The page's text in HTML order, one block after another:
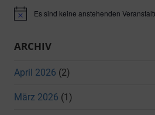
HinweisEs sind keine anstehenden
ARCHIV
April 2026 (2)
März 2026 (1)